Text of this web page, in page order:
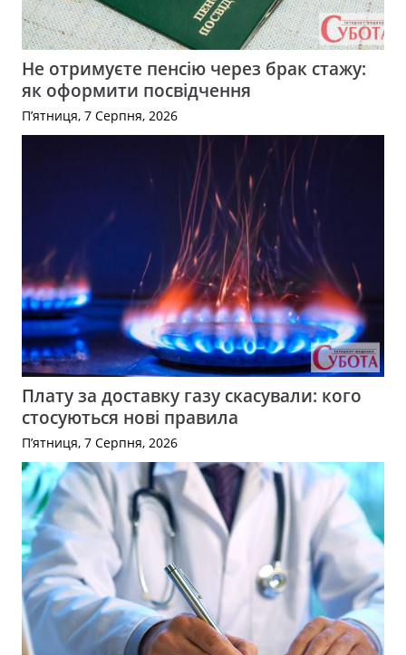
Не отримуєте пенсію через брак стажу:
як оформити посвідчення
П’ятниця, 7 Серпня, 2026
Плату за доставку газу скасували: кого
стосуються нові правила
П’ятниця, 7 Серпня, 2026